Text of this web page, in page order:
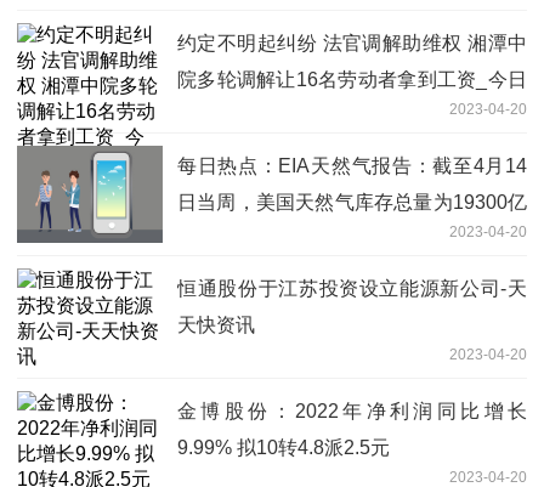
约定不明起纠纷 法官调解助维权 湘潭中
院多轮调解让16名劳动者拿到工资_今日
2023-04-20
每日热点：EIA天然气报告：截至4月14
日当周，美国天然气库存总量为19300亿
立方英尺，较此前一周增加750亿立方英
尺，较去年同期增加4880亿立方英尺，
同比增幅33.8%，同时较5年均值高3290
2023-04-20
恒通股份于江苏投资设立能源新公司-天
天快资讯
2023-04-20
金博股份：2022年净利润同比增长
9.99% 拟10转4.8派2.5元
2023-04-20